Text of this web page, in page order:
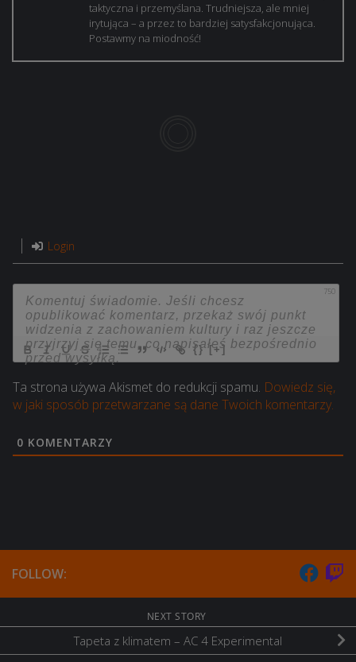
taktyczna i przemyślana. Trudniejsza, ale mniej
irytująca – a przez to bardziej satysfakcjonująca.
Postawmy na miodność!
Login
750
{} [+]
Ta strona używa Akismet do redukcji spamu. Dowiedz się,
w jaki sposób przetwarzane są dane Twoich komentarzy.
0 KOMENTARZY
FOLLOW:
NEXT STORY
Tapeta z klimatem – AC 4 Experimental